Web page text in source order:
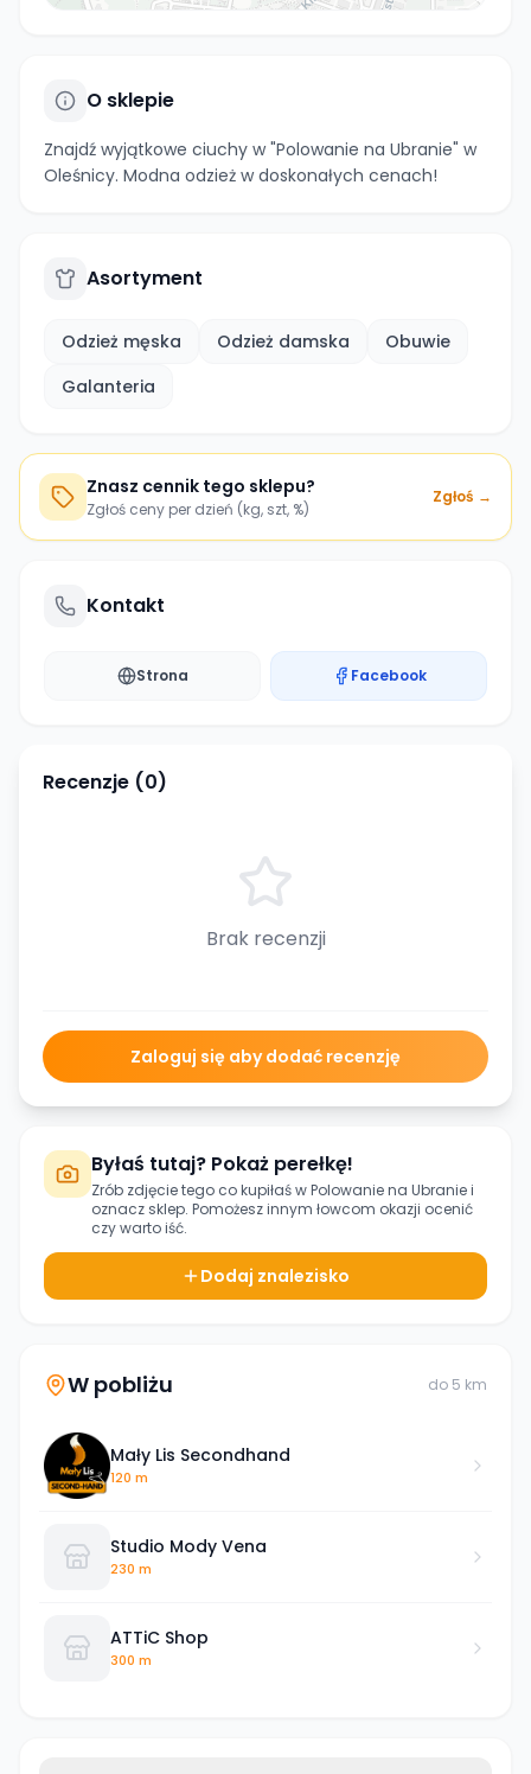
O sklepie
Znajdź wyjątkowe ciuchy w "Polowanie na Ubranie" w
Oleśnicy. Modna odzież w doskonałych cenach!
Asortyment
Odzież męska Odzież damska
Obuwie
Galanteria
Znasz cennik tego sklepu?
Zgłoś ceny per dzień (kg, szt, %)
Zgłoś →
Kontakt
Strona Facebook
Recenzje (0)
Brak recenzji
Zaloguj się aby dodać recenzję
Byłaś tutaj? Pokaż perełkę!
Zrób zdjęcie tego co kupiłaś wPolowanie na Ubraniei
oznacz sklep. Pomożesz innym łowcom okazji ocenić
czy warto iść.
Dodaj znalezisko
W pobliżu do 5 km
Mały Lis Secondhand
120 m
Studio Mody Vena
230 m
ATTiC Shop
300 m